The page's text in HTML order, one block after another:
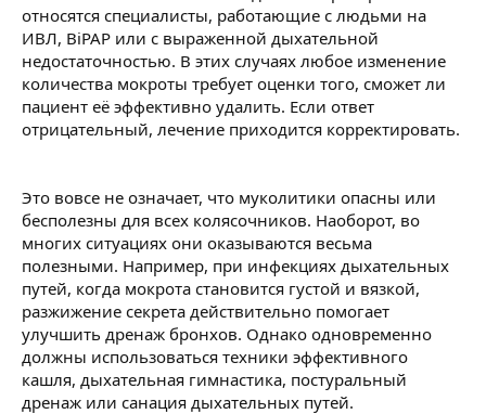
относятся специалисты, работающие с людьми на
ИВЛ, BiPAP или с выраженной дыхательной
недостаточностью. В этих случаях любое изменение
количества мокроты требует оценки того, сможет ли
пациент её эффективно удалить. Если ответ
отрицательный, лечение приходится корректировать.
Это вовсе не означает, что муколитики опасны или
бесполезны для всех колясочников. Наоборот, во
многих ситуациях они оказываются весьма
полезными. Например, при инфекциях дыхательных
путей, когда мокрота становится густой и вязкой,
разжижение секрета действительно помогает
улучшить дренаж бронхов. Однако одновременно
должны использоваться техники эффективного
кашля, дыхательная гимнастика, постуральный
дренаж или санация дыхательных путей.